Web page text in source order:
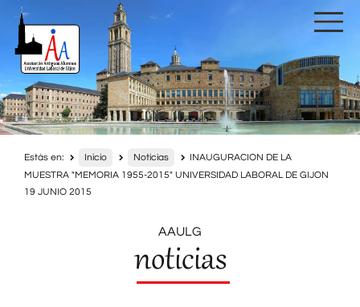
Estás en: Inicio Noticias
INAUGURACION DE LA
MUESTRA "MEMORIA 1955-2015" UNIVERSIDAD LABORAL DE GIJON
19 JUNIO 2015
AAULG
noticias